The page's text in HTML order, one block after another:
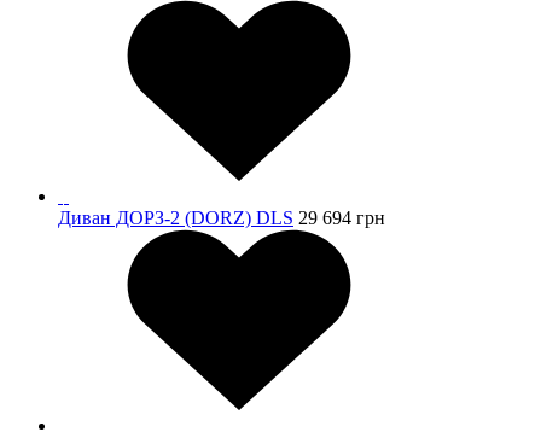
Диван ДОРЗ-2 (DORZ) DLS 29 694 грн